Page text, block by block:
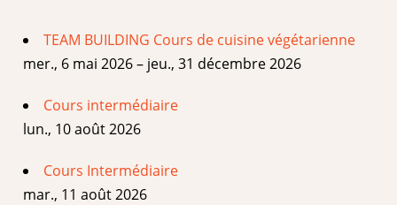
TEAM BUILDING Cours de cuisine végétarienne
mer., 6 mai 2026 – jeu., 31 décembre 2026
Cours intermédiaire
lun., 10 août 2026
Cours Intermédiaire
mar., 11 août 2026